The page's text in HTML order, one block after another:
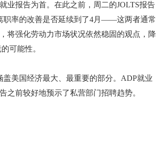
报告为首。在此之前，周二的JOLTS报告
职率的改善是否延续到了4月——这两者通常
将强化劳动力市场状况依然稳固的观点，降
可能性。
美国经济最大、最重要的部分。ADP就业
之前较好地预示了私营部门招聘趋势。